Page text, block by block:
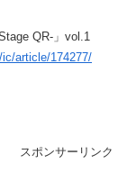
QR-」vol.1
article/174277/
スポンサーリンク